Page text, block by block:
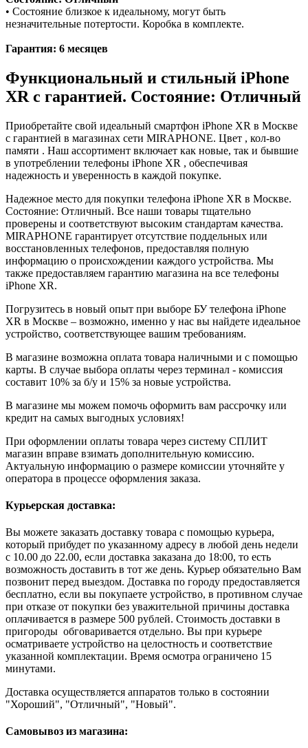
• Состояние близкое к идеальному, могут быть
незначительные потертости. Коробка в комплекте.
Гарантия: 6 месяцев
Функциональный и стильный iPhone
XR с гарантией. Состояние: Отличный
Приобретайте свой идеальный смартфон iPhone XR в Москве
с гарантией в магазинах сети MIRAPHONE. Цвет , кол-во
памяти . Наш ассортимент включает как новые, так и бывшие
в употреблении телефоны iPhone XR , обеспечивая
надежность и уверенность в каждой покупке.
Надежное место для покупки телефона iPhone XR в Москве.
Состояние: Отличный. Все наши товары тщательно
проверены и соответствуют высоким стандартам качества.
MIRAPHONE гарантирует отсутствие поддельных или
восстановленных телефонов, предоставляя полную
информацию о происхождении каждого устройства. Мы
также предоставляем гарантию магазина на все телефоны
iPhone XR.
Погрузитесь в новый опыт при выборе БУ телефона iPhone
XR в Москве – возможно, именно у нас вы найдете идеальное
устройство, соответствующее вашим требованиям.
В магазине возможна оплата товара наличными и с помощью
карты. В случае выбора оплаты через терминал - комиссия
составит 10% за б/у и 15% за новые устройства.
В магазине мы можем помочь оформить вам рассрочку или
кредит на самых выгодных условиях!
При оформлении оплаты товара через систему СПЛИТ
магазин вправе взимать дополнительную комиссию.
Актуальную информацию о размере комиссии уточняйте у
оператора в процессе оформления заказа.
Курьерская доставка:
Вы можете заказать доставку товара с помощью курьера,
который прибудет по указанному адресу в любой день недели
с 10.00 до 22.00, если доставка заказана до 18:00, то есть
возможность доставить в тот же день. Курьер обязательно Вам
позвонит перед выездом. Доставка по городу предоставляется
бесплатно, если вы покупаете устройство, в противном случае
при отказе от покупки без уважительной причины доставка
оплачивается в размере 500 рублей. Стоимость доставки в
пригороды обговаривается отдельно. Вы при курьере
осматриваете устройство на целостность и соответствие
указанной комплектации. Время осмотра ограничено 15
минутами.
Доставка осуществляется аппаратов только в состоянии
"Хороший", "Отличный", "Новый".
Самовывоз из магазина: